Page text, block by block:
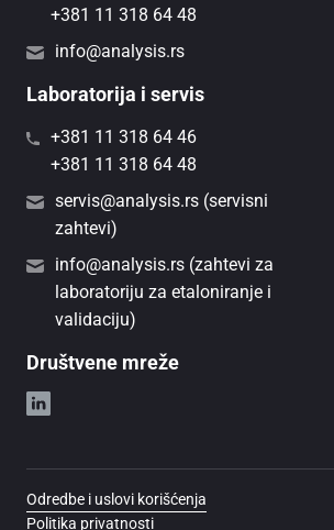
+381 11 318 64 48
info@analysis.rs
Laboratorija i servis
+381 11 318 64 46
+381 11 318 64 48
servis@analysis.rs (servisni
zahtevi)
info@analysis.rs (zahtevi za
laboratoriju za etaloniranje i
validaciju)
Društvene mreže
Odredbe i uslovi korišćenja
Politika privatnosti